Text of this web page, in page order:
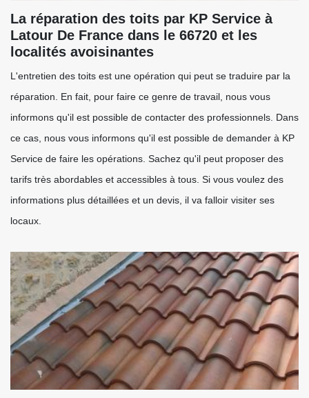
La réparation des toits par KP Service à
Latour De France dans le 66720 et les
localités avoisinantes
L'entretien des toits est une opération qui peut se traduire par la
réparation. En fait, pour faire ce genre de travail, nous vous
informons qu'il est possible de contacter des professionnels. Dans
ce cas, nous vous informons qu'il est possible de demander à KP
Service de faire les opérations. Sachez qu'il peut proposer des
tarifs très abordables et accessibles à tous. Si vous voulez des
informations plus détaillées et un devis, il va falloir visiter ses
locaux.